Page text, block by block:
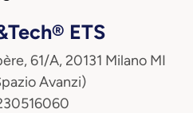
ETS
61/A, 20131 Milano MI
Avanzi)